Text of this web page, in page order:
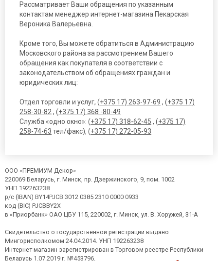
Рассматривает Ваши обращения по указанным
контактам менеджер интернет-магазина Пекарская
Вероника Валерьевна.
Кроме того, Вы можете обратиться в Администрацию
Московского района за рассмотрением Вашего
обращения как покупателя в соответствии с
законодательством об обращениях граждан и
юридических лиц:
Отдел торговли и услуг, (+375 17) 263-97-69 , (+375 17)
258-30-82, (+375 17) 368 -80-49
Служба «одно окно»: (+375 17) 318-62-45 , (+375 17)
258-74-63 тел/факс), (+375 17) 272-05-93
ООО «ПРЕМИУМ Декор»
220069 Беларусь, г. Минск, пр. Дзержинского, 9, пом. 1002
УНП 192263238
р/с (IBAN) BY14PJCB 3012 0385 2310 0000 0933
код (BIC) PJCBBY2X
в «Приорбанк» ОАО ЦБУ 115, 220002, г. Минск, ул. В. Хоружей, 31-А
Свидетельство о государственной регистрации выдано
Мингорисполкомом 24.04.2014. УНП 192263238
Интернет-магазин зарегистрирован в Торговом реестре Республики
Беларусь 1.07.2019 г, №453796.